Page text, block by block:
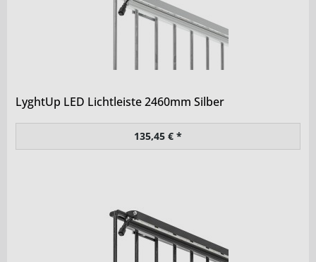
LyghtUp LED Lichtleiste 2460mm Silber
135,45 € *